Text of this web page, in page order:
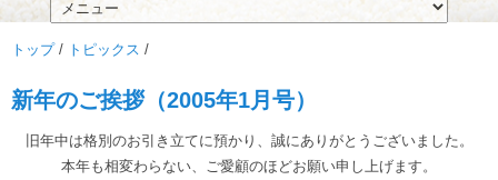
トップ/ トピックス /
新年のご挨拶（2005年1月号）
旧年中は格別のお引き立てに預かり、誠にありがとうございました。
本年も相変わらない、ご愛顧のほどお願い申し上げます。